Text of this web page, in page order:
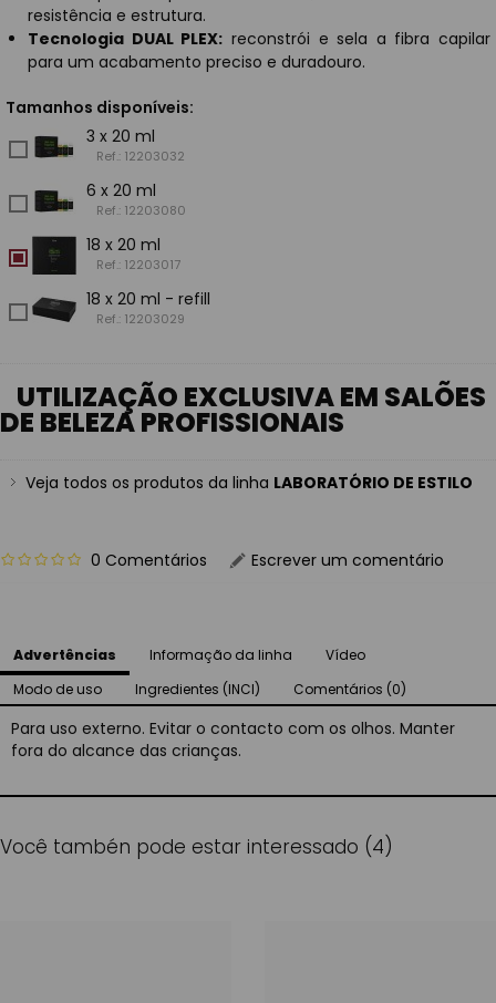
resistência e estrutura.
Tecnologia DUAL PLEX: reconstrói e sela a fibra capilar
para um acabamento preciso e duradouro.
Tamanhos disponíveis:
3 x 20 ml
Ref.: 12203032
6 x 20 ml
Ref.: 12203080
18 x 20 ml
Ref.: 12203017
18 x 20 ml - refill
Ref.: 12203029
UTILIZAÇÃO EXCLUSIVA EM SALÕES
DE BELEZA PROFISSIONAIS
Veja todos os produtos da linha LABORATÓRIO DE ESTILO
0 Comentários Escrever um comentário
Advertências Informação da linha
Vídeo
Modo de uso
Ingredientes (INCI) Comentários (0)
Para uso externo. Evitar o contacto com os olhos. Manter
fora do alcance das crianças.
Você tambén pode estar interessado (4)